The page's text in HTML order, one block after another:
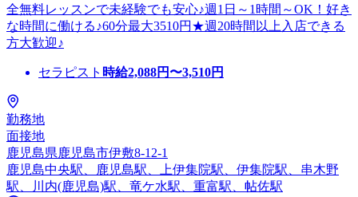
全無料レッスンで未経験でも安心♪週1日～1時間～OK！好き
な時間に働ける♪60分最大3510円★週20時間以上入店できる
方大歓迎♪
セラピスト 時給2,088円〜3,510円
勤務地
面接地
鹿児島県鹿児島市伊敷8-12-1
鹿児島中央駅、鹿児島駅、上伊集院駅、伊集院駅、串木野
駅、川内(鹿児島)駅、竜ケ水駅、重富駅、帖佐駅